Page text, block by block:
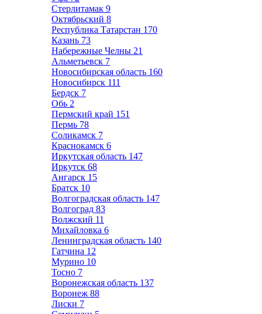
Стерлитамак 9
Октябрьский 8
Республика Татарстан 170
Казань 73
Набережные Челны 21
Альметьевск 7
Новосибирская область 160
Новосибирск 111
Бердск 7
Обь 2
Пермский край 151
Пермь 78
Соликамск 7
Краснокамск 6
Иркутская область 147
Иркутск 68
Ангарск 15
Братск 10
Волгоградская область 147
Волгоград 83
Волжский 11
Михайловка 6
Ленинградская область 140
Гатчина 12
Мурино 10
Тосно 7
Воронежская область 137
Воронеж 88
Лиски 7